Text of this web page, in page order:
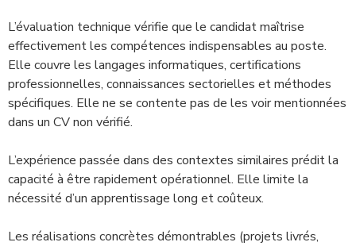
L’évaluation technique vérifie que le candidat maîtrise
effectivement les compétences indispensables au poste.
Elle couvre les langages informatiques, certifications
professionnelles, connaissances sectorielles et méthodes
spécifiques. Elle ne se contente pas de les voir mentionnées
dans un CV non vérifié.
L’expérience passée dans des contextes similaires prédit la
capacité à être rapidement opérationnel. Elle limite la
nécessité d’un apprentissage long et coûteux.
Les réalisations concrètes démontrables (projets livrés,